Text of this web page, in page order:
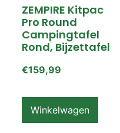
ZEMPIRE Kitpac
Pro Round
Campingtafel
Rond, Bijzettafel
€159,99
Winkelwagen